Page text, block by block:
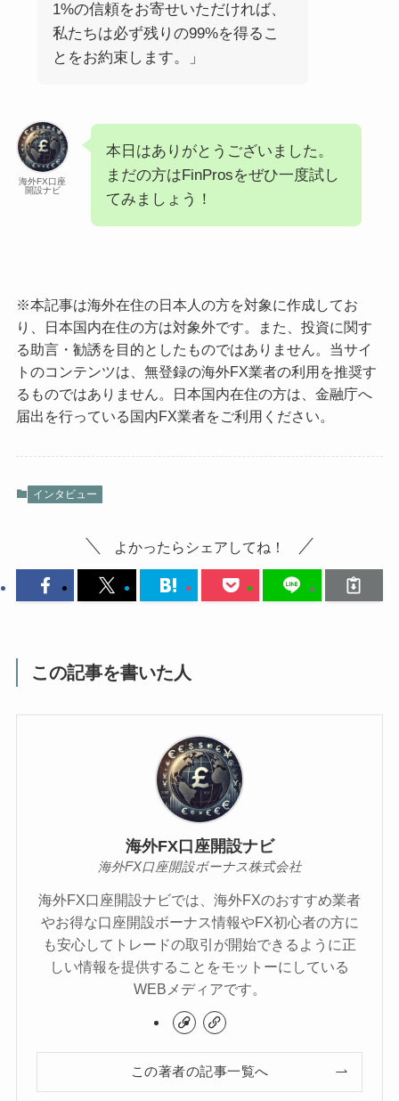
1%の信頼をお寄せいただければ、
私たちは必ず残りの99%を得るこ
とをお約束します。」
海外FX口座
開設ナビ
本日はありがとうございました。
まだの方はFinProsをぜひ一度試し
てみましょう！
※本記事は海外在住の日本人の方を対象に作成してお
り、日本国内在住の方は対象外です。また、投資に関す
る助言・勧誘を目的としたものではありません。当サイ
トのコンテンツは、無登録の海外FX業者の利用を推奨す
るものではありません。日本国内在住の方は、金融庁へ
届出を行っている国内FX業者をご利用ください。
インタビュー
よかったらシェアしてね！
この記事を書いた人
海外FX口座開設ナビ
海外FX口座開設ボーナス株式会社
海外FX口座開設ナビでは、海外FXのおすすめ業者
やお得な口座開設ボーナス情報やFX初心者の方に
も安心してトレードの取引が開始できるように正
しい情報を提供することをモットーにしている
WEBメディアです。
この著者の記事一覧へ